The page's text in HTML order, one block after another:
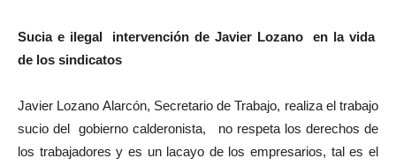
Sucia e ilegal intervención de Javier Lozano en la vida
de los sindicatos
Javier Lozano Alarcón, Secretario de Trabajo, realiza el trabajo
sucio del gobierno calderonista, no respeta los derechos de
los trabajadores y es un lacayo de los empresarios, tal es el